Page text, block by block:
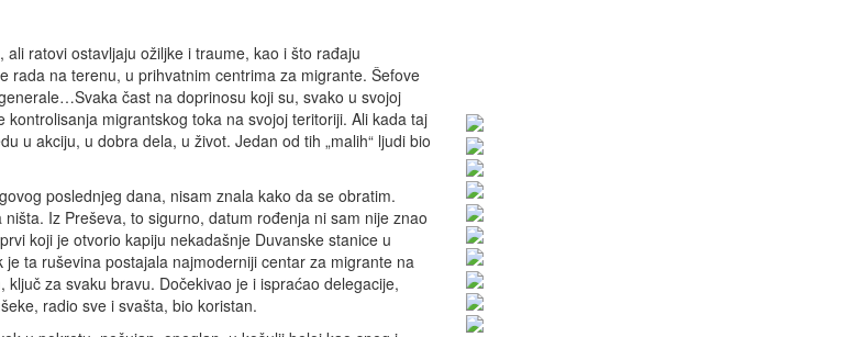
ratovi ostavljaju ožiljke i traume, kao i što rađaju
rada na terenu, u prihvatnim centrima za migrante. Šefove
čast na doprinosu koji su, svako u svojoj
migrantskog toka na svojoj teritoriji. Ali kada taj
u akciju, u dobra dela, u život. Jedan od tih „malih“ ljudi bio
poslednjeg dana, nisam znala kako da se obratim.
Iz Preševa, to sigurno, datum rođenja ni sam nije znao
koji je otvorio kapiju nekadašnje Duvanske stanice u
ta ruševina postajala najmoderniji centar za migrante na
za svaku bravu. Dočekivao je i ispraćao delegacije,
radio sve i svašta, bio koristan.